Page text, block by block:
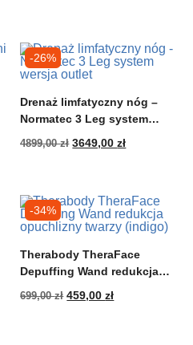
-26%
Drenaż limfatyczny nóg –
Normatec 3 Leg system
4899,00zł Pierwotna
3649,00złAktualna
-34%
Therabody TheraFace
Depuffing Wand redukcja
699,00zł Pierwotna
459,00złAktualna